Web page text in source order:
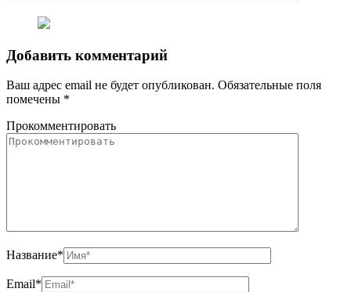
Добавить комментарий
Ваш адрес email не будет опубликован. Обязательные поля
помечены *
Прокомментировать
Название*
Email*